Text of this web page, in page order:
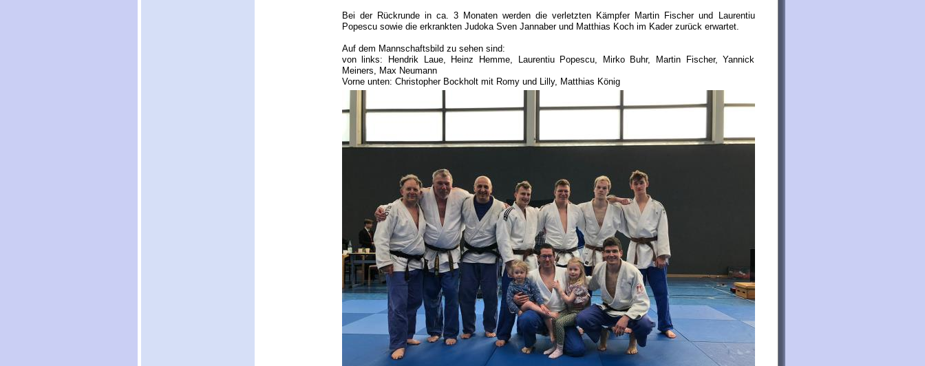
Bei der Rückrunde in ca. 3 Monaten werden die verletzten Kämpfer Martin Fischer und Laurentiu
Popescu sowie die erkrankten Judoka Sven Jannaber und Matthias Koch im Kader zurück erwartet.
Auf dem Mannschaftsbild zu sehen sind:
von links: Hendrik Laue, Heinz Hemme, Laurentiu Popescu, Mirko Buhr, Martin Fischer, Yannick
Meiners, Max Neumann
Vorne unten: Christopher Bockholt mit Romy und Lilly, Matthias König